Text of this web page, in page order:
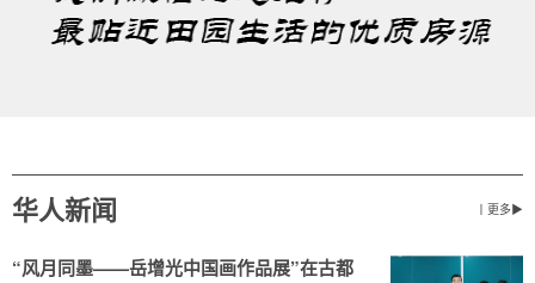
华人新闻 丨更多▶
“风月同墨——岳增光中国画作品展”在古都